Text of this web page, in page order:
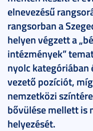
elnevezésű
rangsorban a
helyen végzett a
intézmények”
nyolc kategóriában
vezető pozíciót,
nemzetközi
bővülése mellett is
helyezését.